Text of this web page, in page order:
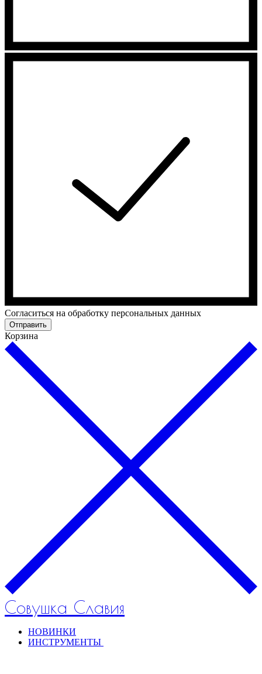
Cогласиться на обработку персональных данных
Отправить
Корзина
Совушка Славия
НОВИНКИ
ИНСТРУМЕНТЫ